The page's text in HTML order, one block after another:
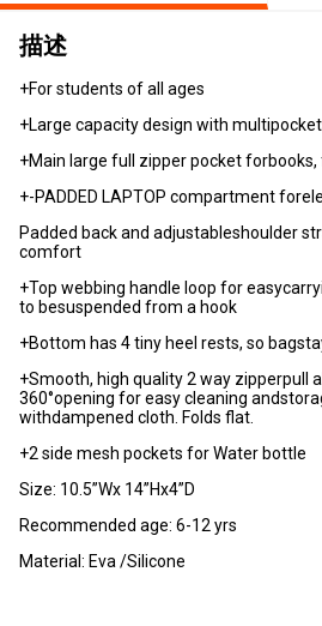
描述
+For students of all ages
+Large capacity design with
+Main large full zipper pocket forbooks,
+-PADDED LAPTOP compartment
Padded back and adjustableshoulder
comfort
+Top webbing handle loop for
to besuspended from a hook
+Bottom has 4 tiny heel rests, so
+Smooth, high quality 2 way zipperpull
360°opening for easy cleaning
withdampened cloth. Folds flat.
+2 side mesh pockets for Water bottle
Size: 10.5”Wx 14”Hx4”D
Recommended age: 6-12 yrs
Material: Eva /Silicone